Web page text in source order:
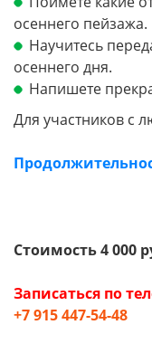
осеннего пейзажа.
Научитесь
осеннего дня.
Напишете
Для участников с
Стоимость 4 000
Записаться по
+7 915 447-54-48